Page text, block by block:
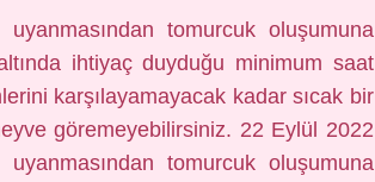
tomurcuk oluşumuna
ihtiyaç duyduğu minimum saat
karşılayamayacak kadar sıcak bir
göremeyebilirsiniz. 22 Eylül 2022
tomurcuk oluşumuna